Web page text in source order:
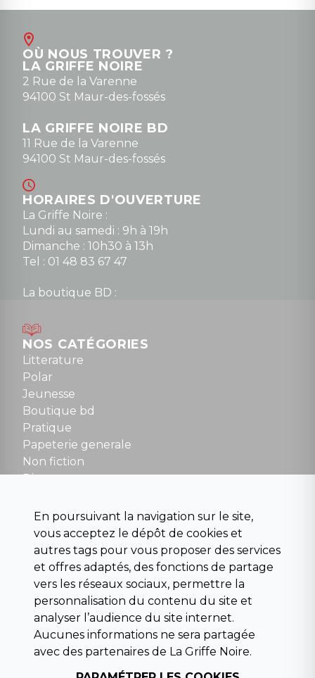
Août
contact@la-griffe-noire.com
0148836747
OÙ NOUS TROUVER ?
LA GRIFFE NOIRE
2 Rue de la Varenne
94100 St Maur-des-fossés
LA GRIFFE NOIRE BD
11 Rue de la Varenne
94100 St Maur-des-fossés
HORAIRES D'OUVERTURE
La Griffe Noire :
Lundi au samedi : 9h à 19h
Dimanche : 10h30 à 13h
Tel : 01 48 83 67 47
La boutique BD :
Mardi au samedi : 10h à 13h / 14h à 19h
Dimanche : 10h30 à 12h30
Tel : 01 48 89 13 88
NOUS CONTACTER
contact@la-griffe-noire.com
NOS CATÉGORIES
Litterature
Polar
Jeunesse
Boutique bd
Pratique
Papeterie generale
Non fiction
Divers
Beaux livres et art
Para scolaire
Histoire
Pochoteque
Pleiade
INFORMATIONS
Droit de rétractation
En poursuivant la navigation sur le site,
vous acceptez le dépôt de cookies et
autres tags pour vous proposer des services
et offres adaptés, des fonctions de partage
vers les réseaux sociaux, permettre la
personnalisation du contenu du site et
analyser l’audience du site internet.
Aucunes informations ne sera partagée
avec des partenaires de La Griffe Noire.